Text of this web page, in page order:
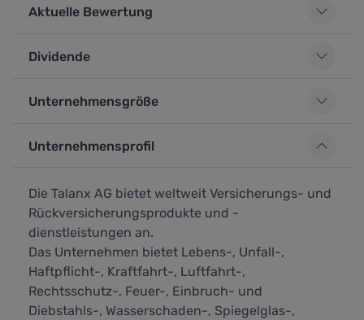
Aktuelle Bewertung
Dividende
Unternehmensgröße
Unternehmensprofil
Die Talanx AG bietet weltweit Versicherungs- und
Rückversicherungsprodukte und -
dienstleistungen an.
Das Unternehmen bietet Lebens-, Unfall-,
Haftpflicht-, Kraftfahrt-, Luftfahrt-,
Rechtsschutz-, Feuer-, Einbruch- und
Diebstahls-, Wasserschaden-, Spiegelglas-,